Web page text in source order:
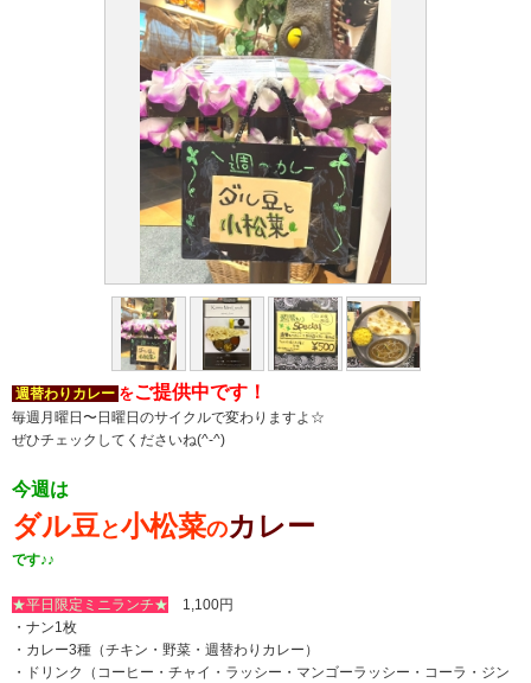
週替わりカレー をご提供中です！
毎週月曜日〜日曜日のサイクルで変わりますよ☆
ぜひチェックしてくださいね(^-^)
今週は
ダル豆と小松菜のカレー
です♪♪
★平日限定ミニランチ★ 1,100円
・ナン1枚
・カレー3種（チキン・野菜・週替わりカレー）
・ドリンク（コーヒー・チャイ・ラッシー・マンゴーラッシー・コーラ・ジン